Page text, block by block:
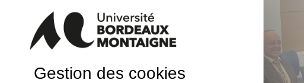
besoin de fournir à l'Université
Bordeaux Montaigne untexte
politique de protection et de
promesses envers toute la
LGBTQIA+ . Pour la créer, nous
Gestion des cookies